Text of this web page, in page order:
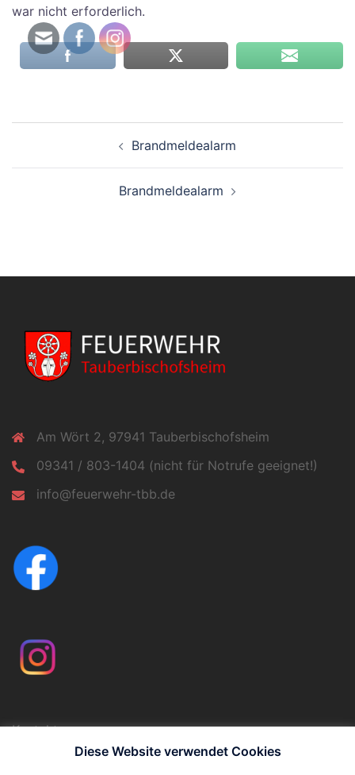
war nicht erforderlich.
Brandmeldealarm
Brandmeldealarm
Am Wört 2, 97941 Tauberbischofsheim
09341 / 803-1404 (nicht für Notrufe geeignet!)
info@feuerwehr-tbb.de
Kontakt
ImpressumDiese Website verwendet Cookies